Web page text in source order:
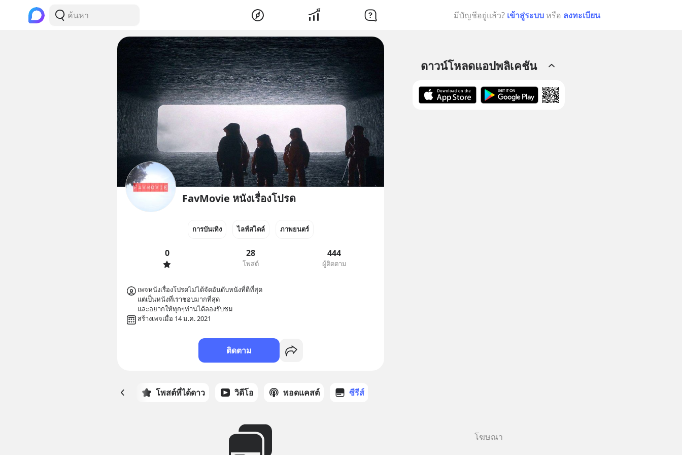
มีบัญชีอยู่แล้ว? เข้าสู่ระบบ หรือ ลงทะเบียน
FavMovie หนังเรื่องโปรด
การบันเทิง ไลฟ์สไตล์ ภาพยนตร์
0 28
โพสต์
444
ผู้ติดตาม
เพจหนังเรื่องโปรดไม่ได้จัดอันดับหนังที่ดีที่สุด
แต่เป็นหนังที่เราชอบมากที่สุด
และอยากให้ทุกๆท่านได้ลองรับชม
สร้างเพจเมื่อ 14 ม.ค. 2021
ติดตาม
หน้าหลัก โพสต์ที่ได้ดาว วิดีโอ พอดแคสต์ ซีรีส์
ดาวน์โหลดแอปพลิเคชัน
โฆษณา